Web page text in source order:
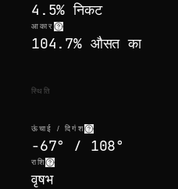
4.5% निकट
आकार
104.7% औसत का
स्थिति
ऊंचाई / दिगंश
-67° / 108°
राशि
वृषभ